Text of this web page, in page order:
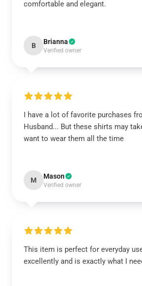
comfortable and elegant.
B Brianna
Verified owner
I have a lot of favorite purchases
Husband... But these shirts may
want to wear them all the time
M Mason
Verified owner
This item is perfect for everyday
excellently and is exactly what I